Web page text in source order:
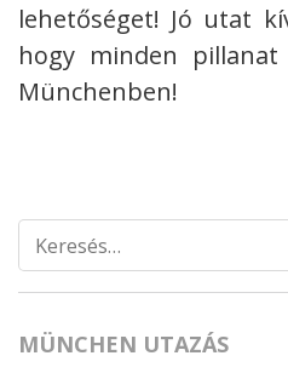
lehetőséget! Jó utat
hogy minden pillanat
Münchenben!
Keresés:
MÜNCHEN UTAZÁS